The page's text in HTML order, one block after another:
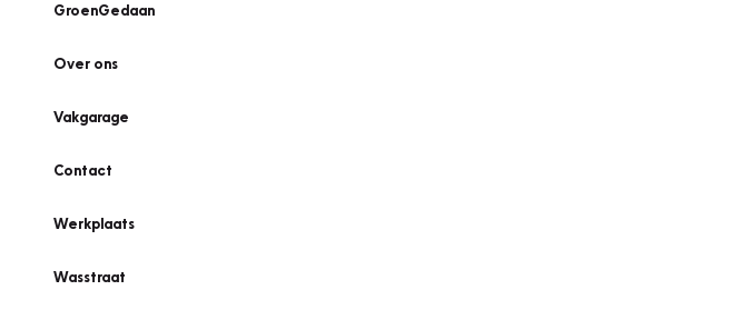
GroenGedaan
Over ons
Vakgarage
Contact
Werkplaats
Wasstraat